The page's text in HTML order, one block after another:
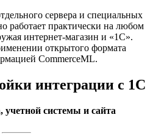
сервера и специальных
работает практически на любом
интернет-магазин и «1С».
открытого формата
CommerceML.
интеграции с 1С
учетной системы и сайта